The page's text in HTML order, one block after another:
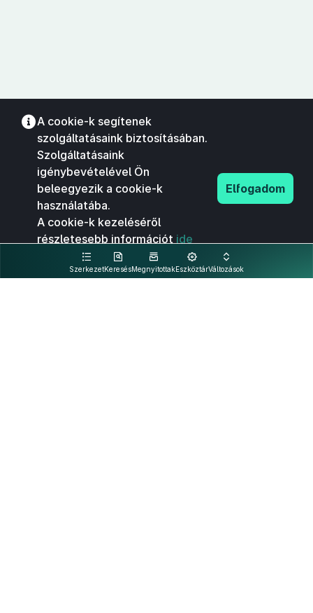
SzerkezetKeresésMegnyitottakEszköztárVáltozások
A cookie-k segítenek
szolgáltatásaink biztosításában.
Szolgáltatásaink
igénybevételével Ön
beleegyezik a cookie-k
használatába.
A cookie-k kezeléséről
részletesebb információt ide
kattintva olvashat.
Elfogadom